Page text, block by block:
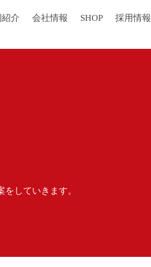
介 会社情報 SHOP 採用情報
していきます。